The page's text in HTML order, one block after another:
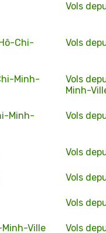
Vols
Chi-
Vols
Minh-
Vols
Minh-
Minh-
Vols
Vols
Vols
Vols
Ville Vols